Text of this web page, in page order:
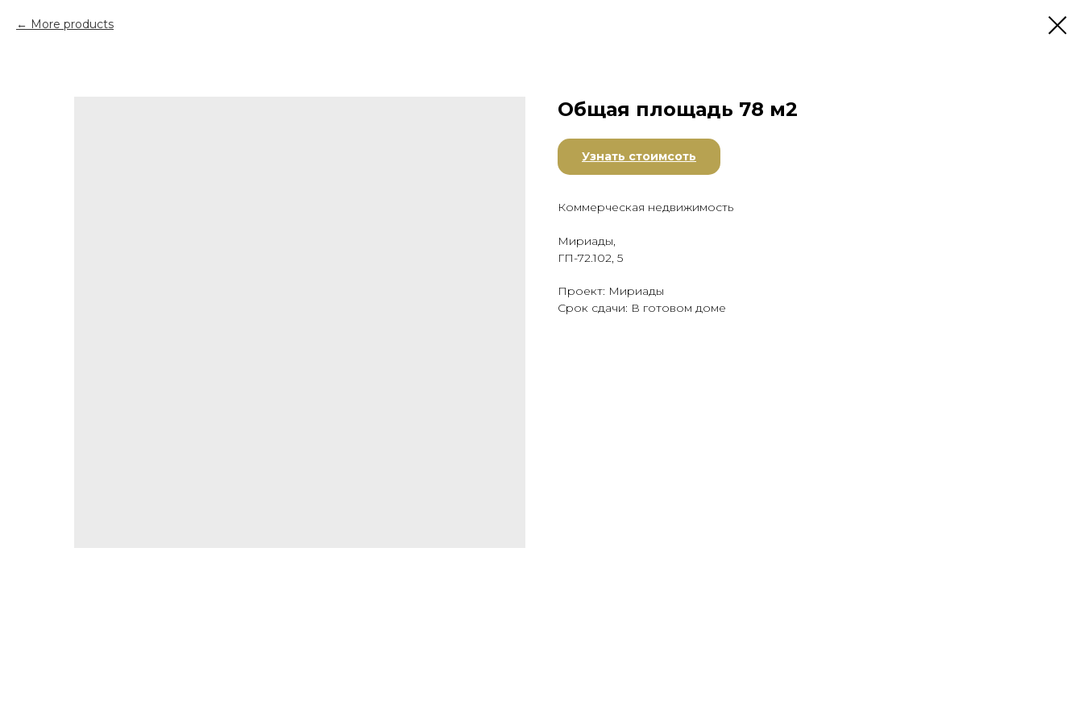
More products
Общая площадь 78 м2
Узнать стоимсоть
Коммерческая недвижимость
Мириады,
ГП-72.102, 5
Проект: Мириады
Срок сдачи: В готовом доме